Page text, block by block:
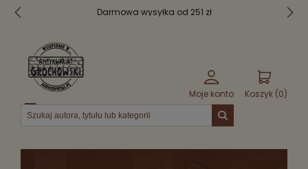
Darmowa wysyłka od 251 zł
Moje konto Koszyk (0)
Menu